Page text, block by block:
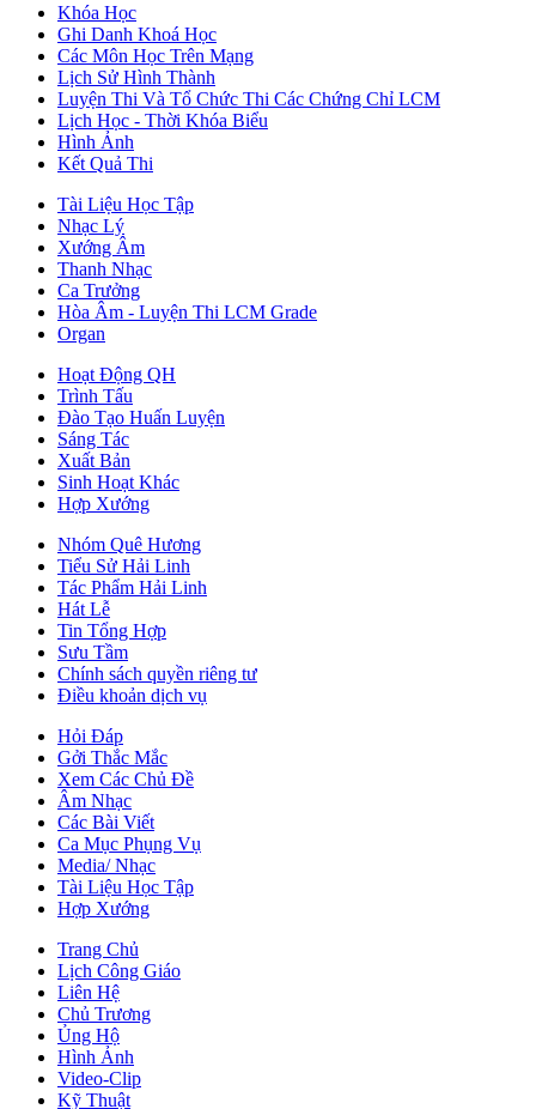
Khóa Học
Ghi Danh Khoá Học
Các Môn Học Trên Mạng
Lịch Sử Hình Thành
Luyện Thi Và Tổ Chức Thi Các Chứng Chỉ LCM
Lịch Học - Thời Khóa Biểu
Hình Ảnh
Kết Quả Thi
Tài Liệu Học Tập
Nhạc Lý
Xướng Âm
Thanh Nhạc
Ca Trưởng
Hòa Âm - Luyện Thi LCM Grade
Organ
Hoạt Động QH
Trình Tấu
Đào Tạo Huấn Luyện
Sáng Tác
Xuất Bản
Sinh Hoạt Khác
Hợp Xướng
Nhóm Quê Hương
Tiểu Sử Hải Linh
Tác Phẩm Hải Linh
Hát Lễ
Tin Tổng Hợp
Sưu Tầm
Chính sách quyền riêng tư
Điều khoản dịch vụ
Hỏi Đáp
Gởi Thắc Mắc
Xem Các Chủ Đề
Âm Nhạc
Các Bài Viết
Ca Mục Phụng Vụ
Media/ Nhạc
Tài Liệu Học Tập
Hợp Xướng
Trang Chủ
Lịch Công Giáo
Liên Hệ
Chủ Trương
Ủng Hộ
Hình Ảnh
Video-Clip
Kỹ Thuật